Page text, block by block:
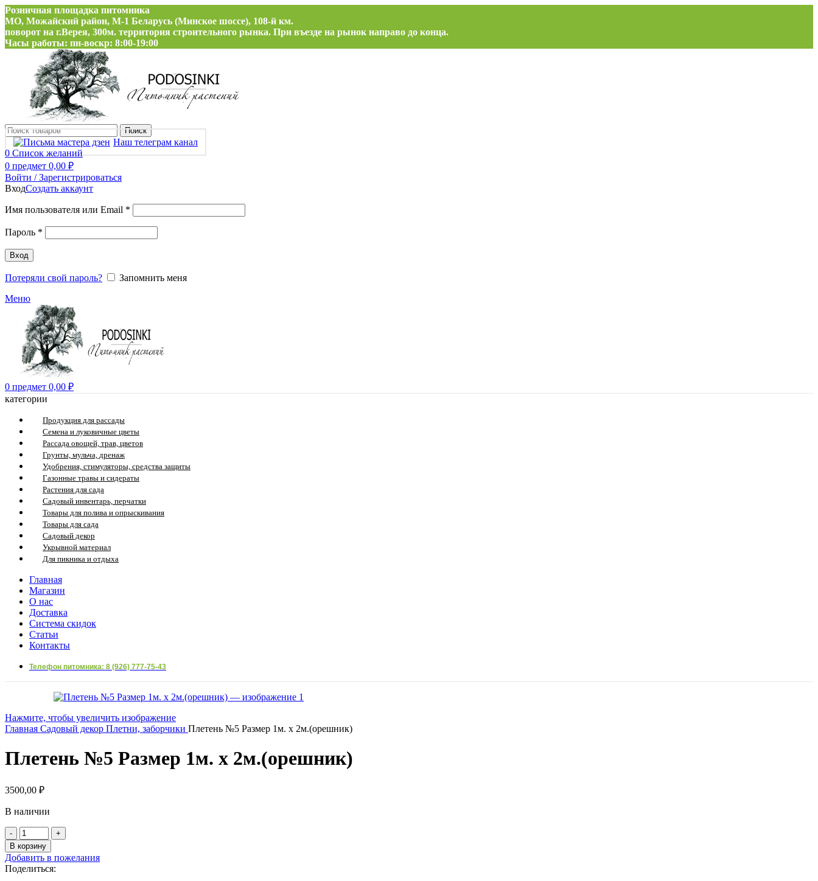
Розничная площадка питомника
МО, Можайский район, М-1 Беларусь (Минское шоссе), 108-й км.
поворот на г.Верея, 300м. территория строительного рынка. При въезде на рынок направо до конца.
Часы работы: пн-воскр: 8:00-19:00
Поиск
Наш телеграм канал
0 Список желаний
0 предмет 0,00 ₽
Войти / Зарегистрироваться
ВходСоздать аккаунт
Имя пользователя или Email *
Пароль *
Вход
Потеряли свой пароль?
Запомнить меня
Меню
0 предмет 0,00 ₽
категории
Продукция для рассады
Семена и луковичные цветы
Рассада овощей, трав, цветов
Грунты, мульча, дренаж
Удобрения, стимуляторы, средства защиты
Газонные травы и сидераты
Растения для сада
Садовый инвентарь, перчатки
Товары для полива и опрыскивания
Товары для сада
Садовый декор
Укрывной материал
Для пикника и отдыха
Главная
Магазин
О нас
Доставка
Система скидок
Статьи
Контакты
Телефон питомника: 8 (926) 777-75-43
Нажмите, чтобы увеличить изображение
Главная Садовый декор Плетни, заборчики Плетень №5 Размер 1м. х 2м.(орешник)
Плетень №5 Размер 1м. х 2м.(орешник)
3500,00 ₽
В наличии
Количество
товара
Плетень
№5
Размер
В корзину
Добавить в пожелания
Поделиться: